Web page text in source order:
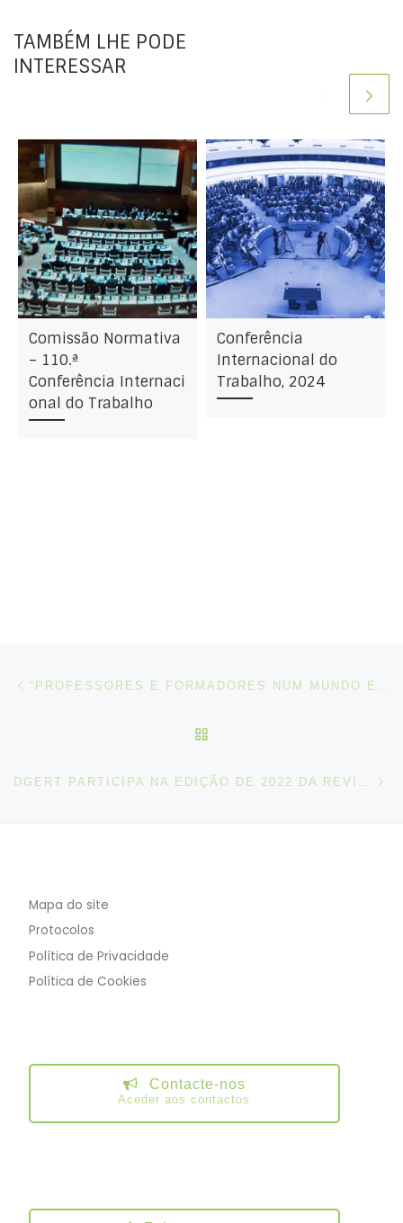
Resolução, adotada a 12 de junho
TAMBÉM LHE PODE
INTERESSAR
Comissão Normativa
– 110.ª
Conferência Internaci
onal do Trabalho
Conferência
Internacional do
Trabalho, 2024
Post navigation
Mapa do site
Protocolos
Política de Privacidade
Política de Cookies
Contacte-nos
Aceder aos contactos